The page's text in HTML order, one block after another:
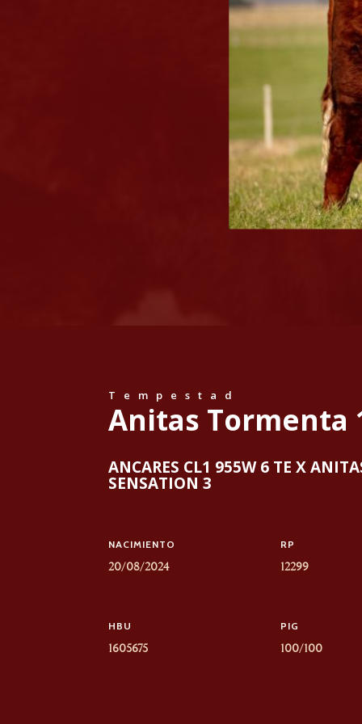
Tempestad
Anitas Tormenta
ANCARES CL1 955W 6 TE X
SENSATION 3
NACIMIENTO
20/08/2024
RP
12299
HBU
1605675
PIG
100/100